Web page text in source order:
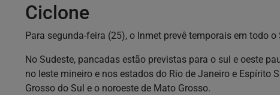
Ciclone
Para segunda-feira (25), o Inmet prevê temporais em todo
No Sudeste, pancadas estão previstas para o sul e oeste
no leste mineiro e nos estados do Rio de Janeiro e
Grosso do Sul e o noroeste de Mato Grosso.